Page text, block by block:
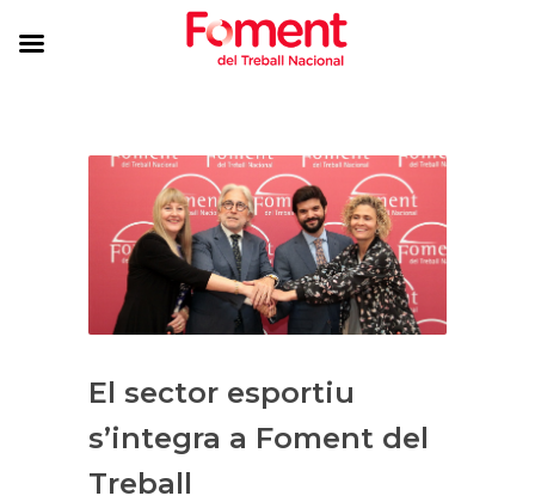
El sector esportiu
s’integra a Foment del
Treball